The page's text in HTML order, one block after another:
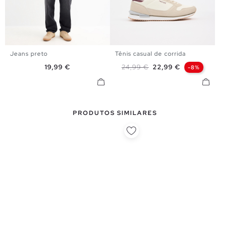
38
Jeans preto
Preço
19,99 €
Tênis casual de corrida
Preço normal
24,99 € Preço
22,99 € -8%
PRODUTOS SIMILARES